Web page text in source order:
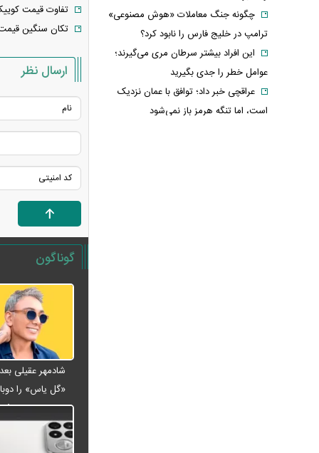
تفاوت قیمت
تکان سنگین
ارسال نظر
گوناگون
«گل یاس» را
ویدئو
چگونه جنگ معاملات «هوش مصنوعی»
ترامپ در خلیج فارس را نابود کرد؟
این افراد بیشتر سرطان مری می‌گیرند؛
عوامل خطر را جدی بگیرید
عراقچی خبر داد؛ توافق با عمان نزدیک
است، اما تنگه هرمز باز نمی‌شود